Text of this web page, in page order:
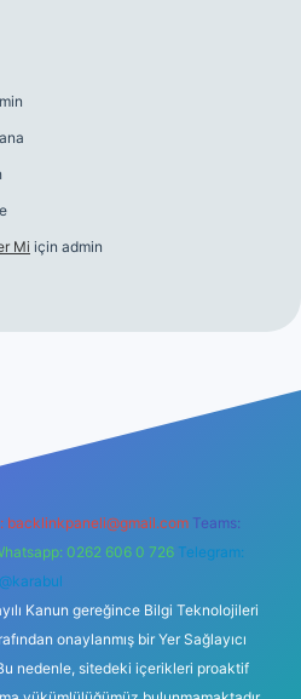
Mi için admin
backlinkpaneli@gmail.com Teams:
0262 606 0 726 Telegram:
@karabul
Kanun gereğince Bilgi Teknolojileri
onaylanmış bir Yer Sağlayıcı
nedenle, sitedeki içerikleri proaktif